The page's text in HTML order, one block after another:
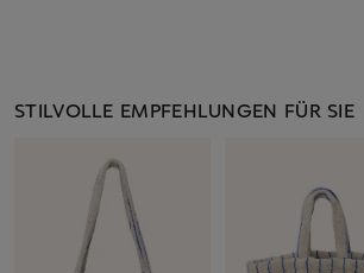
STILVOLLE EMPFEHLUNGEN FÜR SIE